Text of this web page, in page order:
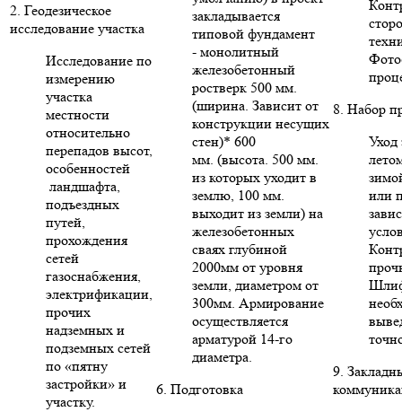
2. Геодезическое
исследование участка
Исследование по
измерению
участка
местности
относительно
перепадов высот,
особенностей
ландшафта,
подъездных
путей,
прохождения
сетей
газоснабжения,
электрификации,
прочих
надземных и
подземных сетей
по «пятну
застройки» и
участку.
закладывается
типовой фундамент
- монолитный
железобетонный
ростверк 500 мм.
(ширина. Зависит от
конструкции несущих
стен)* 600
мм. (высота. 500 мм.
из которых уходит в
землю, 100 мм.
выходит из земли) на
железобетонных
сваях глубиной
2000мм от уровня
земли, диаметром от
300мм. Армирование
осуществляется
арматурой 14-го
диаметра.
6. Подготовка
8. Набор
Уход
или
9.